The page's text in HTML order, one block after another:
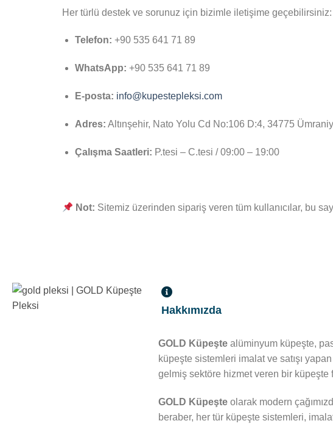
Her türlü destek ve sorunuz için bizimle iletişime geçebilirsiniz:
Telefon: +90 535 641 71 89
WhatsApp: +90 535 641 71 89
E-posta: info@kupestepleksi.com
Adres: Altınşehir, Nato Yolu Cd No:106 D:4, 34775
Çalışma Saatleri: P.tesi – C.tesi / 09:00 – 19:00
Not: Sitemiz üzerinden sipariş veren tüm kullanıcılar, bu
Hakkımızda
GOLD Küpeşte alüminyum küpeşte,
küpeşte sistemleri imalat ve satışı
gelmiş sektöre hizmet veren bir küpeşte
GOLD Küpeşte olarak modern
beraber, her tür küpeşte sistemleri,